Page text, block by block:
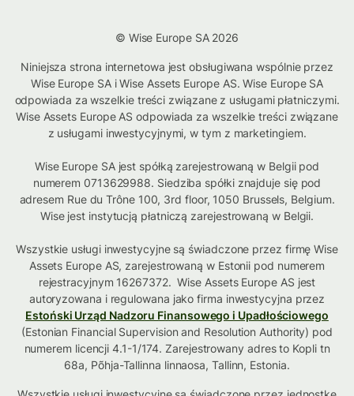
© Wise Europe SA 2026
Niniejsza strona internetowa jest obsługiwana wspólnie przez
Wise Europe SA i Wise Assets Europe AS. Wise Europe SA
odpowiada za wszelkie treści związane z usługami płatniczymi.
Wise Assets Europe AS odpowiada za wszelkie treści związane
z usługami inwestycyjnymi, w tym z marketingiem.
Wise Europe SA jest spółką zarejestrowaną w Belgii pod
numerem 0713629988. Siedziba spółki znajduje się pod
adresem Rue du Trône 100, 3rd floor, 1050 Brussels, Belgium.
Wise jest instytucją płatniczą zarejestrowaną w Belgii.
Wszystkie usługi inwestycyjne są świadczone przez firmę Wise
Assets Europe AS, zarejestrowaną w Estonii pod numerem
rejestracyjnym 16267372. Wise Assets Europe AS jest
autoryzowana i regulowana jako firma inwestycyjna przez
Estoński Urząd Nadzoru Finansowego i Upadłościowego
(Estonian Financial Supervision and Resolution Authority) pod
numerem licencji 4.1-1/174. Zarejestrowany adres to Kopli tn
68a, Põhja-Tallinna linnaosa, Tallinn, Estonia.